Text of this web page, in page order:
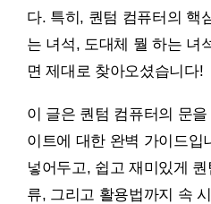
다. 특히, 퀀텀 컴퓨터의 핵
는 녀석, 도대체 뭘 하는 녀
면 제대로 찾아오셨습니다!
이 글은 퀀텀 컴퓨터의 문
이트에 대한 완벽 가이드입
넣어두고, 쉽고 재미있게
류, 그리고 활용법까지 속